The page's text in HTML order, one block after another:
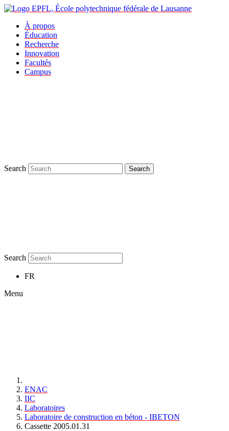
À propos
Éducation
Recherche
Innovation
Facultés
Campus
Search Search
Search
FR
Menu
ENAC
IIC
Laboratoires
Laboratoire de construction en béton - IBETON
Cassette 2005.01.31